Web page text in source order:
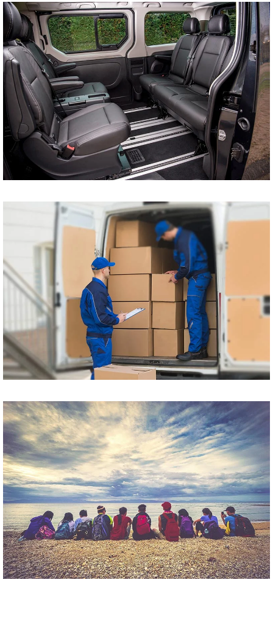
tani bus do Szczecina
Koszalina Bydgoszczy
Kołobrzegu Piły
Chojnic Tucholi
Więcborka Nakła nad
Notecią Białogardu
Gryfic Sępólna
Krajeńskiego
Człuchowa Szczecinka
Barwic Świdnicy
Trzcianki Złotowa
Czarnkowa Chodzieży
na adres tanio cena od
drzwi do drzwi
Przewóz osób
Przewóz paczek